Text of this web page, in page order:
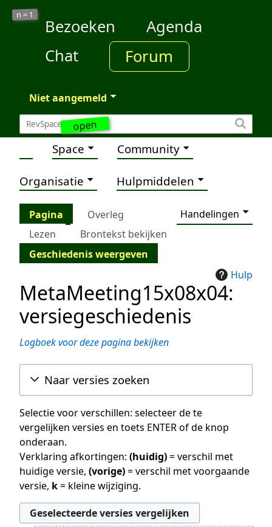
open
n = 1
Bezoeken
Agenda
Chat
Forum
Niet aangemeld
Space Community
Organisatie Hulpmiddelen
Pagina Overleg
Handelingen
Lezen
Brontekst bekijken
Geschiedenis weergeven
Hulp
MetaMeeting15x08x04:
versiegeschiedenis
Logboek voor deze pagina bekijken
Naar versies zoeken
Selectie voor verschillen: selecteer de te
vergelijken versies en toets ENTER of de knop
onderaan.
Verklaring afkortingen: (huidig)= verschil met
huidige versie, (vorige)= verschil met voorgaande
versie, k= kleine wijziging.